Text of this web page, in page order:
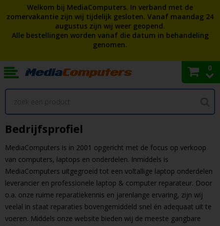
Welkom bij MediaComputers. In verband met de
zomervakantie zijn wij tijdelijk gesloten. Vanaf maandag 24
augustus zijn wij weer geopend.
Alle bestellingen worden vanaf die datum in behandeling
genomen.
0
Bedrijfsprofiel
MediaComputers is in 2001 opgericht met de focus op verkoop
van computers, laptops en onderdelen. Inmiddels is
MediaComputers uitgegroeid tot een voltallige laptop onderdelen
leverancier en professionele laptop & computer reparateur. Door
o.a. onze ruime reparatiekennis en jarenlange ervaring, zijn wij
veelal in staat reparaties bovengemiddeld snel én adequaat uit te
voeren. Middels onze website bieden wij de meeste gangbare